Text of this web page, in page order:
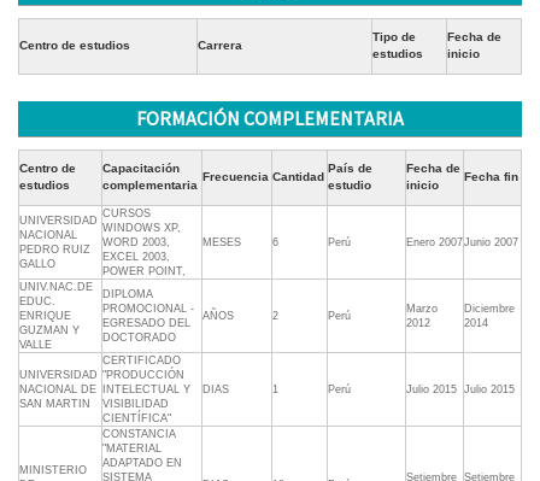
Centro de estudios Carrera
Tipo de
estudios
Fecha de
inicio
FORMACIÓN COMPLEMENTARIA
Centro de
estudios
Capacitación
complementaria
Frecuencia Cantidad
País de
estudio
Fecha de
inicio
Fecha fin
UNIVERSIDAD
NACIONAL
PEDRO RUIZ
GALLO
CURSOS
WINDOWS XP,
WORD 2003,
EXCEL 2003,
POWER POINT,
MESES 6 Perú Enero 2007Junio 2007
UNIV.NAC.DE
EDUC.
ENRIQUE
GUZMAN Y
VALLE
DIPLOMA
PROMOCIONAL -
EGRESADO DEL
DOCTORADO
AÑOS 2 Perú
Marzo
2012
Diciembre
2014
UNIVERSIDAD
NACIONAL DE
SAN MARTIN
CERTIFICADO
"PRODUCCIÓN
INTELECTUAL Y
VISIBILIDAD
CIENTÍFICA"
DIAS 1 Perú Julio 2015 Julio 2015
MINISTERIO
CONSTANCIA
"MATERIAL
ADAPTADO EN
SISTEMA
Setiembre Setiembre